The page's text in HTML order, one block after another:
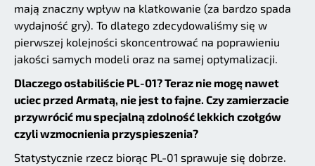
mają znaczny wpływ na klatkowanie (za bardzo spada
wydajność gry). To dlatego zdecydowaliśmy się w
pierwszej kolejności skoncentrować na poprawieniu
jakości samych modeli oraz na samej optymalizacji.
Dlaczego osłabiliście PL-01? Teraz nie mogę nawet
uciec przed Armatą, nie jest to fajne. Czy zamierzacie
przywrócić mu specjalną zdolność lekkich czołgów
czyli wzmocnienia przyspieszenia?
Statystycznie rzecz biorąc PL-01 sprawuje się dobrze.